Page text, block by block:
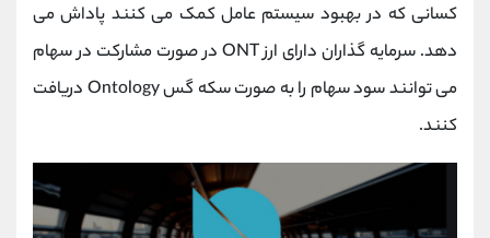
کسانی که در بهبود سیستم عامل کمک می کنند پاداش می
دهد. سرمایه گذاران دارای ارز ONT در صورت مشارکت در سهام
می توانند سود سهام را به صورت سکه گس Ontology دریافت
کنند.